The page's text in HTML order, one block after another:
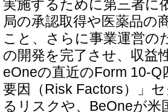
実施するために第三者に
局の承認取得や医薬品の
こと、さらに事業運営の
の開発を完了させ、収益
eOneの直近のForm 10-
要因（Risk Factors）」
るリスクや、BeOneが米